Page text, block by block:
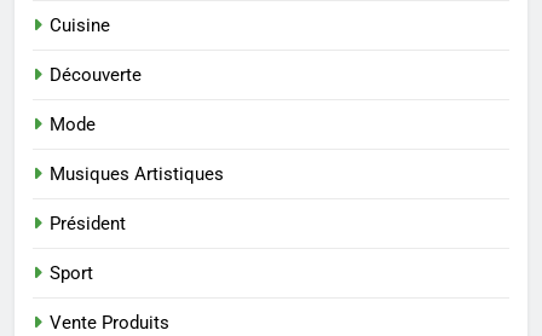
Cuisine
Découverte
Mode
Musiques Artistiques
Président
Sport
Vente Produits